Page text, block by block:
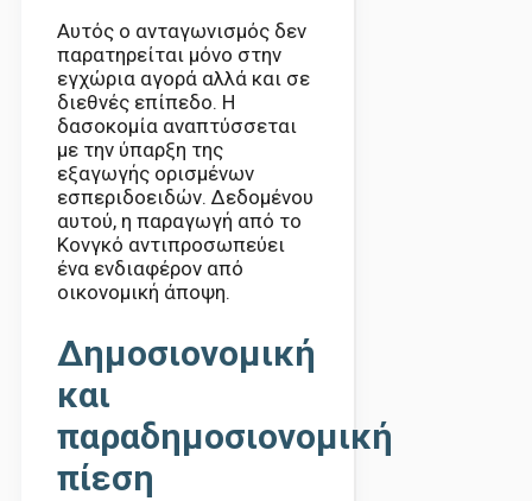
Αυτός ο ανταγωνισμός δεν
παρατηρείται μόνο στην
εγχώρια αγορά αλλά και σε
διεθνές επίπεδο. Η
δασοκομία αναπτύσσεται
με την ύπαρξη της
εξαγωγής ορισμένων
εσπεριδοειδών. Δεδομένου
αυτού, η παραγωγή από το
Κονγκό αντιπροσωπεύει
ένα ενδιαφέρον από
οικονομική άποψη.
Δημοσιονομική
και
παραδημοσιονομική
πίεση